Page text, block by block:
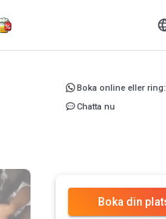
Boka online eller ring:
Chatta nu
Boka din